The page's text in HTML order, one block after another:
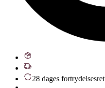
28 dages fortrydelsesret